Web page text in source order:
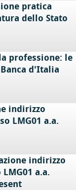
pratica
dello Stato
professione: le
d'Italia
indirizzo
LMG01 a.a.
indirizzo
a.a.